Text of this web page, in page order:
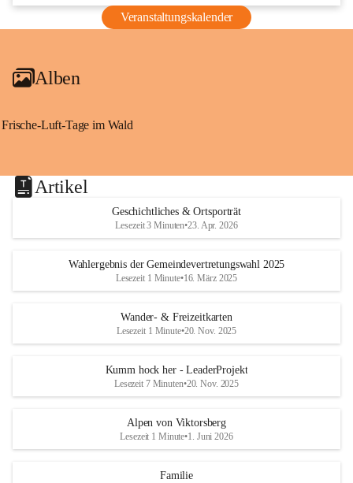
Veranstaltungskalender
Alben
Frische-Luft-Tage im Wald
Artikel
Geschichtliches & Ortsporträt
Lesezeit 3 Minuten•23. Apr. 2026
Wahlergebnis der Gemeindevertretungswahl 2025
Lesezeit 1 Minute•16. März 2025
Wander- & Freizeitkarten
Lesezeit 1 Minute•20. Nov. 2025
Kumm hock her - LeaderProjekt
Lesezeit 7 Minuten•20. Nov. 2025
Alpen von Viktorsberg
Lesezeit 1 Minute•1. Juni 2026
Familie